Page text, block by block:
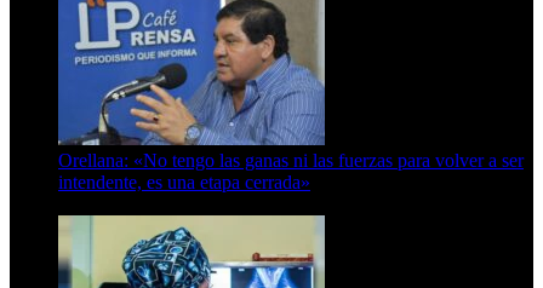
Orellana: «No tengo las ganas ni las fuerzas para volver a ser
intendente, es una etapa cerrada»